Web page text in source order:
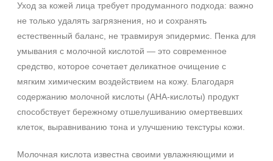
Уход за кожей лица требует продуманного подхода: важно
не только удалять загрязнения, но и сохранять
естественный баланс, не травмируя эпидермис. Пенка для
умывания с молочной кислотой — это современное
средство, которое сочетает деликатное очищение с
мягким химическим воздействием на кожу. Благодаря
содержанию молочной кислоты (AHA-кислоты) продукт
способствует бережному отшелушиванию омертвевших
клеток, выравниванию тона и улучшению текстуры кожи.
Молочная кислота известна своими увлажняющими и